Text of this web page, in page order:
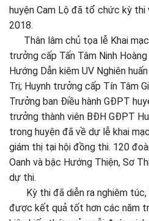
huyện Cam Lộ đã tổ chức kỳ thi
2018.
Thân lâm chủ tọa lễ Khai
trưởng cấp Tấn Tâm Ninh
Hướng Dẫn kiêm UV Nghiên
Trị; Huynh trưởng cấp Tín Tâm
Trưởng ban Điều hành GĐPT
trưởng thành viên BĐH GĐPT
trong huyện đã về dự lễ khai
giám thị tại hội đồng thi. 120
Oanh và bậc Hướng Thiện, Sơ
dự thi.
Kỳ thi đã diễn ra nghiêm túc,
được kết quả tốt hơn các năm